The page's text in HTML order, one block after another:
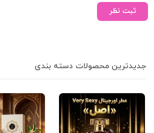
ثبت نظر
جدیدترین محصولات دسته بندی